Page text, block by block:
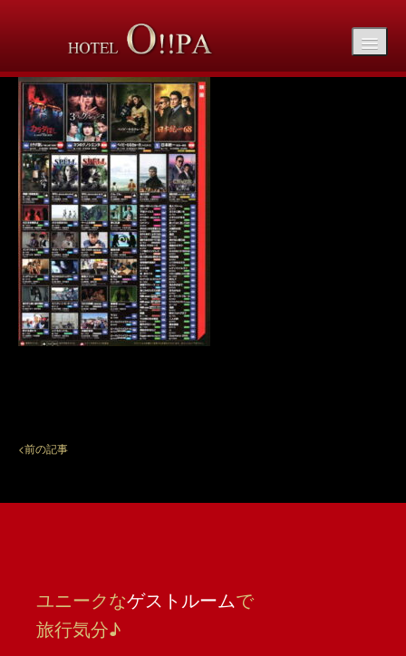
mo-20260504
<前の記事
ユニークなゲストルームで
旅行気分♪